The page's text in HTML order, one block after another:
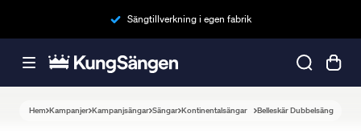
Sängtillverkning i egen fabrik
Hem Kampanjer Kampanjsängar Sängar Kontinentalsängar Belleskär Dubbelsäng